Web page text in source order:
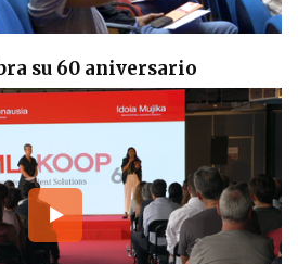
su 60 aniversario